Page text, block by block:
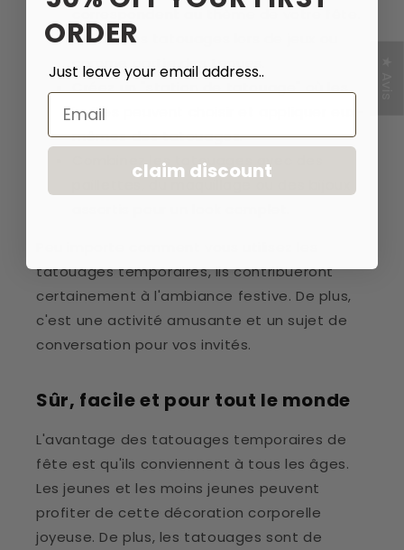
Utilisez les tatouages lors de jeux ou
comme partie des tenues.
invités peuvent choisir et appliquer eux-
mêmes des tatouages.
Combinez les tatouages avec des
tatouages temporaires, ils contribueront
certainement à l'ambiance festive. De plus,
c'est une activité amusante et un sujet de
conversation pour vos invités.
Sûr, facile et pour tout le monde
L'avantage des tatouages temporaires de
fête est qu'ils conviennent à tous les âges.
Les jeunes et les moins jeunes peuvent
profiter de cette décoration corporelle
joyeuse. De plus, les tatouages sont de
ORDER
Just leave your email address..
Email
claim discount